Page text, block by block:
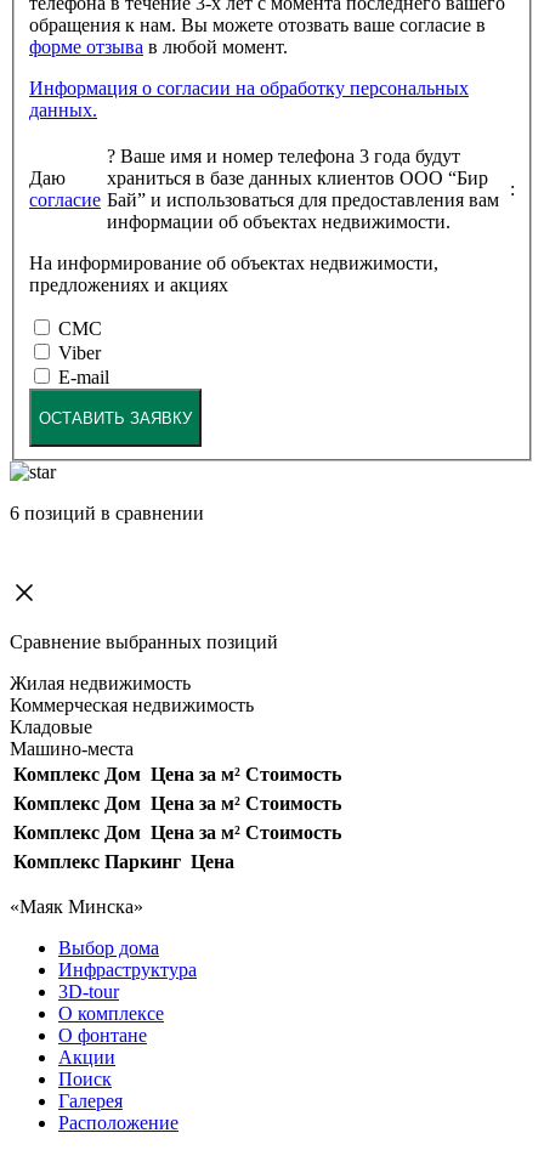
обращения к нам. Вы можете отозвать ваше согласие в
форме отзыва
в любой момент.
Информация о согласии на обработку персональных
данных.
Даю
согласие
? Ваше имя и номер телефона 3 года будут
храниться в базе данных клиентов ООО “Бир
Бай” и использоваться для предоставления вам
информации об объектах недвижимости.
:
На информирование об объектах недвижимости,
предложениях и акциях
СМС
Viber
E-mail
ОСТАВИТЬ ЗАЯВКУ
6 позиций в сравнении
Сравнение выбранных позиций
Жилая недвижимость
Коммерческая недвижимость
Кладовые
Машино-места
Комплекс Дом Цена за м² Стоимость
Комплекс Дом Цена за м² Стоимость
Комплекс Дом Цена за м² Стоимость
Комплекс Паркинг Цена
«Маяк Минска»
Выбор дома
Инфраструктура
3D-tour
О комплексе
О фонтане
Акции
Поиск
Галерея
Расположение